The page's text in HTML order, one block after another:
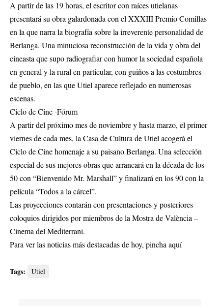
A partir de las 19 horas, el escritor con raíces utielanas
presentará su obra galardonada con el XXXIII Premio Comillas
en la que narra la biografía sobre la irreverente personalidad de
Berlanga. Una minuciosa reconstrucción de la vida y obra del
cineasta que supo radiografiar con humor la sociedad española
en general y la rural en particular, con guiños a las costumbres
de pueblo, en las que Utiel aparece reflejado en numerosas
escenas.
Ciclo de Cine -Fórum
A partir del próximo mes de noviembre y hasta marzo, el primer
viernes de cada mes, la Casa de Cultura de Utiel acogerá el
Ciclo de Cine homenaje a su paisano Berlanga. Una selección
especial de sus mejores obras que arrancará en la década de los
50 con “Bienvenido Mr. Marshall” y finalizará en los 90 con la
película “Todos a la cárcel”.
Las proyecciones contarán con presentaciones y posteriores
coloquios dirigidos por miembros de la Mostra de València –
Cinema del Mediterrani.
Para ver las noticias más destacadas de hoy, pincha aquí
Tags: Utiel